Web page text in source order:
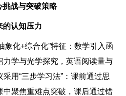
战与突破策略
的认知压力
象化+综合化”特征：数学引入函
力学与光学探究，英语阅读量与
用“三步学习法”：课前通过思
中聚焦重难点突破，课后通过错